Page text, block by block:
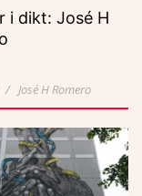
i dikt: José H
José H Romero